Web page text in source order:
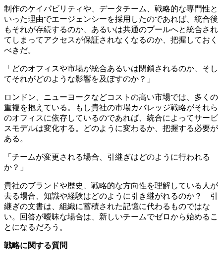
制作のケイパビリティや、データチーム、戦略的な専門性と
いった理由でエージェンシーを採用したのであれば、統合後
もそれが存続するのか、あるいは共通のプールへと統合され
てしまってアクセスが保証されなくなるのか、把握しておく
べきだ。
「どのオフィスや市場が統合あるいは閉鎖されるのか、そし
てそれがどのような影響を及ぼすのか？」
ロンドン、ニューヨークなどコストの高い市場では、多くの
重複を抱えている。もし貴社の市場カバレッジ戦略がそれら
のオフィスに依存しているのであれば、統合によってサービ
スモデルは変化する。どのように変わるか、把握する必要が
ある。
「チームが変更される場合、引継ぎはどのように行われる
か？」
貴社のブランドや歴史、戦略的な方向性を理解している人が
去る場合、知識や経験はどのように引き継がれるのか？ 引
継ぎの文書は、組織に蓄積された記憶に代わるものではな
い。回答が曖昧な場合は、新しいチームでゼロから始めるこ
とになるだろう。
戦略に関する質問